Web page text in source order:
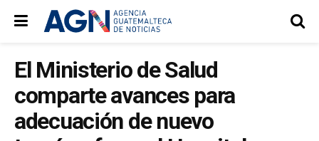
El Ministerio de Salud
comparte avances para
adecuación de nuevo